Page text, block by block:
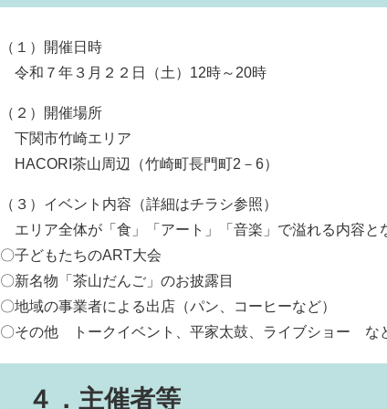
（１）開催日時
令和７年３月２２日（土）12時～20時
（２）開催場所
下関市竹崎エリア
HACORI茶山周辺（竹崎町長門町2－6）
（３）イベント内容（詳細はチラシ参照）
エリア全体が「食」「アート」「音楽」で溢れる内容と
〇子どもたちのART大会
〇新名物「茶山だんご」のお披露目
〇地域の事業者による出店（パン、コーヒーなど）
〇その他 トークイベント、平家太鼓、ライブショー
４．主催者等